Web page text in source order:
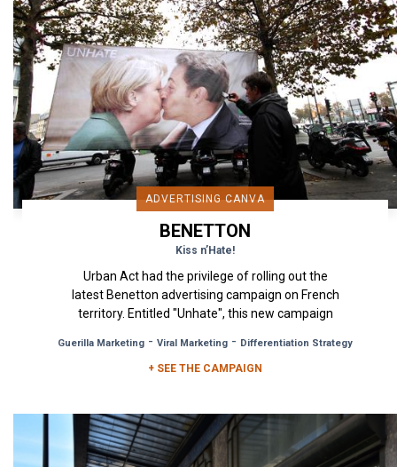
ADVERTISING CANVA
BENETTON
Kiss n’Hate!
Urban Act had the privilege of rolling out the
latest Benetton advertising campaign on French
territory. Entitled "Unhate", this new campaign
Guerilla Marketing - Viral Marketing - Differentiation Strategy
+ SEE THE CAMPAIGN